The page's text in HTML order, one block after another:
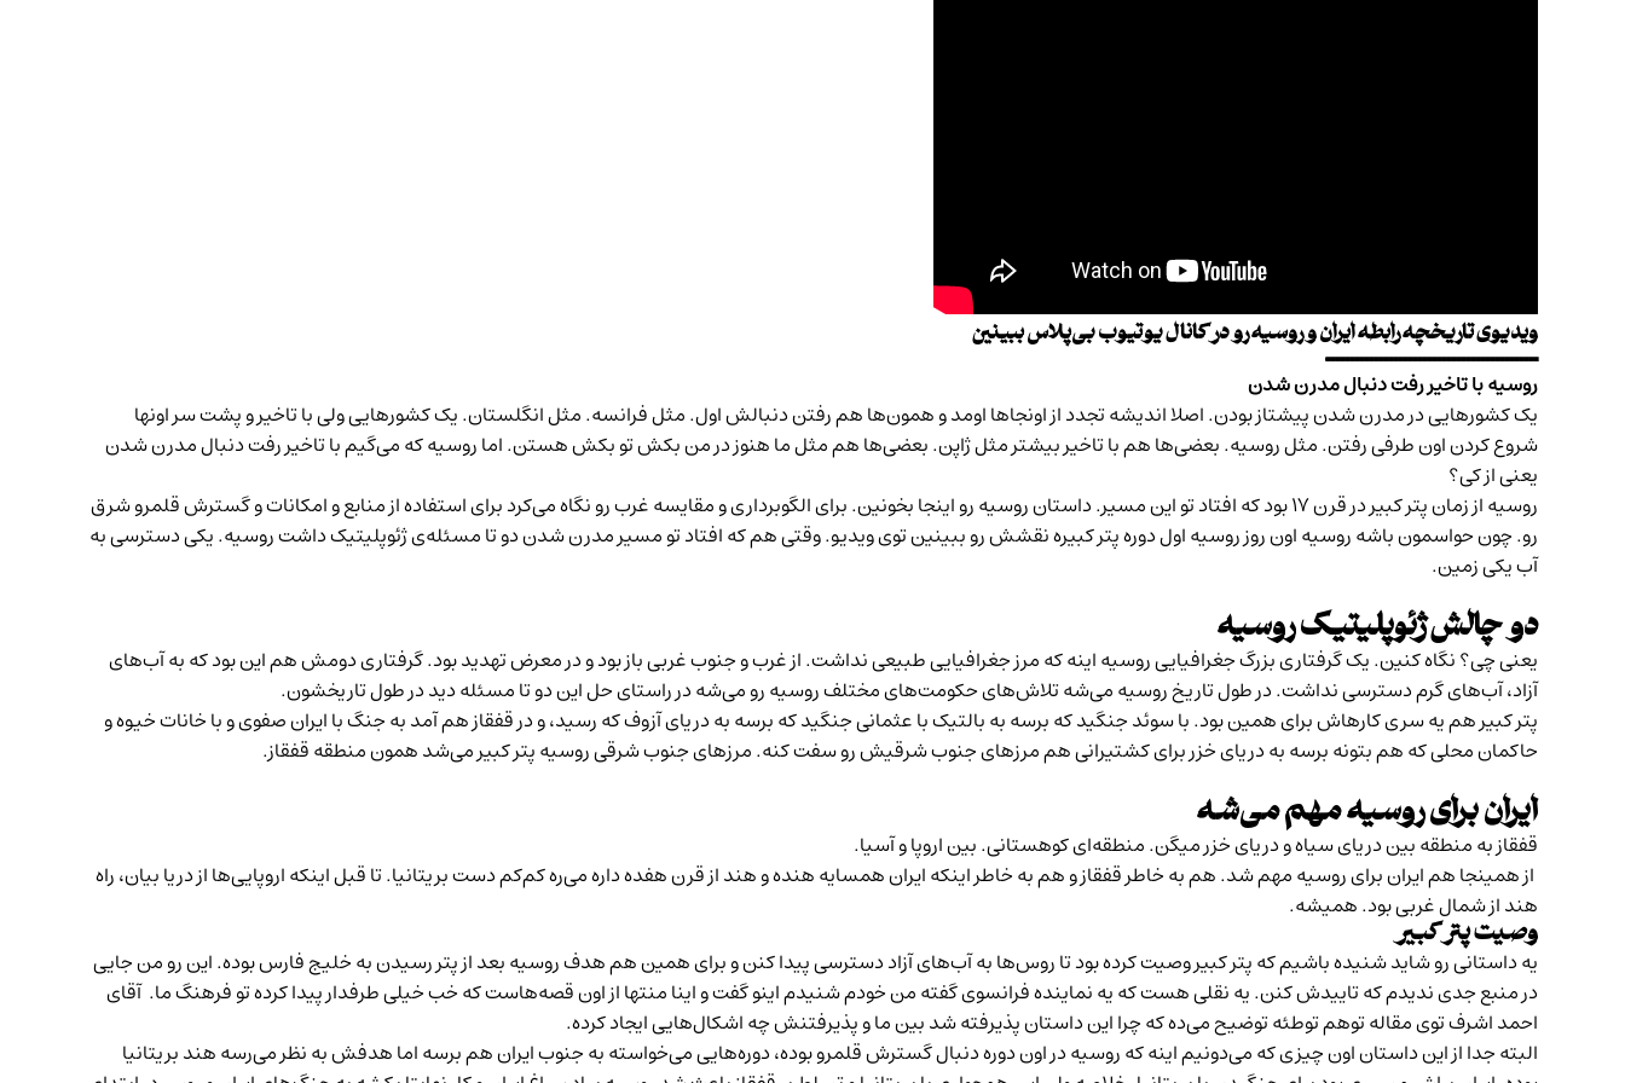
ویدیویتاریخچه رابطه ایران و روسیهرو در کانال یوتیوب بی‌پلاس ببینین
ــــــــــــــــــــــــــــــــــــــــــــ
روسیه با تاخیر رفت دنبال مدرن‌ شدن
یک کشورهایی در مدرن شدن پیشتاز بودن. اصلا اندیشه تجدد از اونجاها اومد و همون‌ها هم رفتن دنبالش اول. مثل فرانسه. مثل انگلستان. یک کشورهایی ولی با تاخیر و پشت سر اونها
شروع کردن اون طرفی رفتن. مثل روسیه. بعضی‌ها هم با تاخیر بیشتر مثل ژاپن. بعضی‌ها هم مثل ما هنوز در من بکش تو بکش هستن. اما روسیه که می‌گیم با تاخیر رفت دنبال مدرن شدن
یعنی از کی؟
روسیه از زمان پتر کبیر در قرن ۱۷ بود که افتاد تو این مسیر.
داستان روسیه رو اینجا بخونین.برای الگوبرداری و مقایسه غرب رو نگاه می‌کرد برای استفاده از منابع و امکانات و گسترش قلمرو شرق
رو. چون حواسمون باشه روسیه اون روز روسیه اول دوره پتر کبیره نقشش رو ببینین توی ویدیو. وقتی هم که افتاد تو مسیر مدرن شدن دو تا مسئله‌ی ژئوپلیتیک داشت روسیه. یکی دسترسی به
آب یکی زمین.
دو چالش ژئوپلیتیک روسیه
یعنی چی؟ نگاه کنین. یک گرفتاری بزرگ جغرافیایی روسیه اینه که مرز جغرافیایی طبیعی نداشت. از غرب و جنوب غربی باز بود و در معرض تهدید بود. گرفتاری دومش هم این بود که به آب‌های
آزاد، آب‌های گرم دسترسی نداشت. در طول تاریخ روسیه می‌شه تلاش‌های حکومت‌های مختلف روسیه رو می‌شه در راستای حل این دو تا مسئله دید در طول تاریخشون.
پتر کبیر هم یه سری کارهاش برای همین بود. با سوئد جنگید که برسه به بالتیک با عثمانی جنگید که برسه به دریای آزوف که رسید، و در قفقاز هم آمد به جنگ با ایران صفوی و با خانات خیوه و
حاکمان محلی که هم بتونه برسه به دریای خزر برای کشتیرانی هم مرزهای جنوب شرقیش رو سفت کنه. مرزهای جنوب شرقی روسیه پتر کبیر می‌شد همون منطقه قفقاز.
ایران برای روسیه مهم می‌شه
قفقاز به منطقه بین دریای سیاه و دریای خزر میگن. منطقه‌ای کوهستانی. بین اروپا و آسیا.
از همینجا هم ایران برای روسیه مهم شد. هم به خاطر قفقاز و هم به خاطر اینکه ایران همسایه هنده و هند از قرن هفده داره می‌ره کم‌کم دست بریتانیا. تا قبل اینکه اروپایی‌ها از دریا بیان، راه
هند از شمال غربی بود. همیشه.
وصیت پتر کبیر
یه داستانی رو شاید شنیده باشیم که پتر کبیر وصیت کرده بود تا روس‌ها به آب‌های آزاد دسترسی پیدا کنن و برای همین هم هدف روسیه بعد از پتر رسیدن به خلیج فارس بوده. این رو من جایی
در منبع جدی‌ ندیدم که تاییدش کنن. یه نقلی هست که یه نماینده فرانسوی گفته من خودم شنیدم اینو گفت و اینا منتها از اون قصه‌هاست که خب خیلی طرفدار پیدا کرده تو فرهنگ ما. آقای
احمد اشرف توی مقالهتوهم توطئهتوضیح می‌ده که چرا این داستان پذیرفته شد بین ما و پذیرفتنش چه اشکال‌هایی ایجاد کرده.
البته جدا از این داستان اون چیزی که می‌دونیم اینه که روسیه در اون دوره دنبال گسترش قلمرو بوده، دوره‌هایی می‌خواسته به جنوب ایران هم برسه اما هدفش به نظر می‌رسه هند بریتانیا